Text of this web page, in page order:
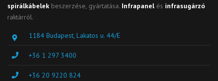
spirálkábelek beszerzése, gyártatása. Infrapanel és infrasugárzó
raktárról.
1184 Budapest, Lakatos u. 44/E
+36 1 297 3400
+36 20 9220 824